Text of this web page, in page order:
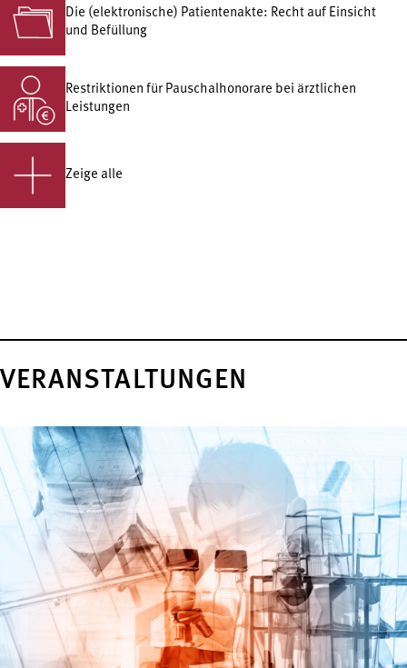
Die (elektronische) Patientenakte: Recht auf Einsicht
und Befüllung
Restriktionen für Pauschalhonorare bei ärztlichen
Leistungen
Zeige alle
VERANSTALTUNGEN